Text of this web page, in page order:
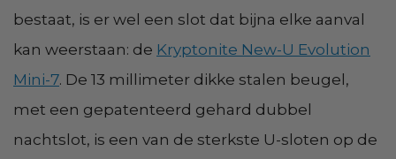
bestaat, is er wel een slot dat bijna elke aanval
kan weerstaan: de Kryptonite New-U Evolution
Mini-7. De 13 millimeter dikke stalen beugel,
met een gepatenteerd gehard dubbel
nachtslot, is een van de sterkste U-sloten op de